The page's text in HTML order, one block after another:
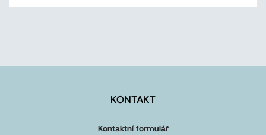
KONTAKT
Kontaktní formulář